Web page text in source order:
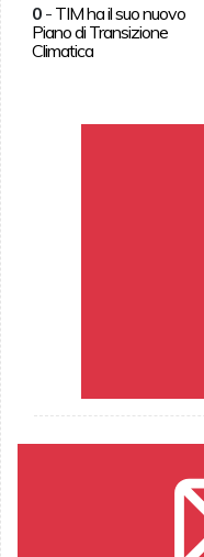
0- TIM ha il suo nuovo
Piano di Transizione
Climatica